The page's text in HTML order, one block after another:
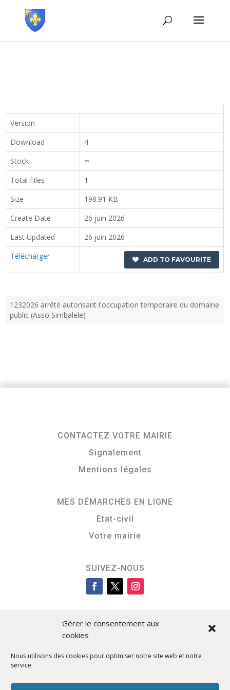
Gérer le consentement aux
cookies
Nous utilisons des cookies pour optimiser notre site web et notre
service.
Version
Download
4
Stock
∞
Total Files
1
Size
198.91 KB
Create Date
26 juin 2026
Last Updated
26 juin 2026
Télécharger
ADD TO FAVOURITE
1232026 arrêté autorisant l'occupation temporaire du domaine
public (Asso Simbalele)
CONTACTEZ VOTRE MAIRIE
Signalement
Mentions légales
MES DÉMARCHES EN LIGNE
Etat-civil
Votre mairie
SUIVEZ-NOUS
Cità di L’Isula